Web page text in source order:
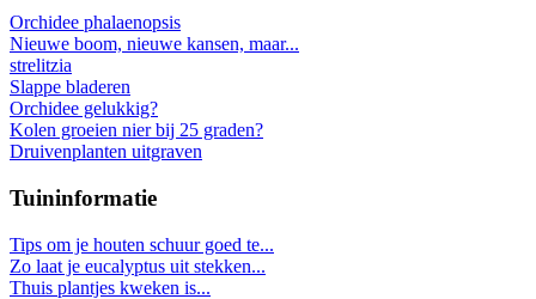
Orchidee phalaenopsis
Nieuwe boom, nieuwe kansen, maar...
strelitzia
Slappe bladeren
Orchidee gelukkig?
Kolen groeien nier bij 25 graden?
Druivenplanten uitgraven
Tuininformatie
Tips om je houten schuur goed te...
Zo laat je eucalyptus uit stekken...
Thuis plantjes kweken is...